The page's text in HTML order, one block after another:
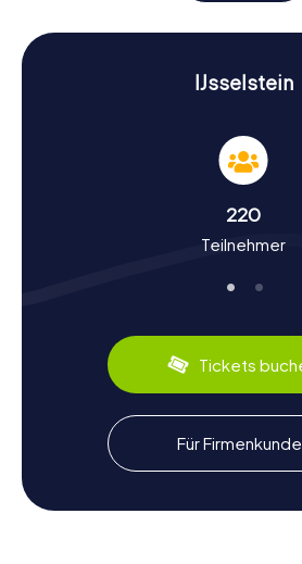
machen die Schnitzeljagd in
unvergesslichen Erlebnis.
Bei unseren Schnitzeljagden in
über die reiche Geschichte und
Jahr 1279 erstmals erwähnt wurde.
Jahrhunderte hat die Stadt viele
Wiederaufbau der Burg sowie den
Besitz von Wilhelm von Oranien
Schnitzeljagd werdet ihr auf solche
interessante Fakten stoßen.
Gelegenheit, lokale kulinarische
probieren und so die Stadt auch
entdecken.
Nach der Schnitzeljagd in
Umgebung erkunden
IJsselstein
220
Teilnehmer
Tickets
Für